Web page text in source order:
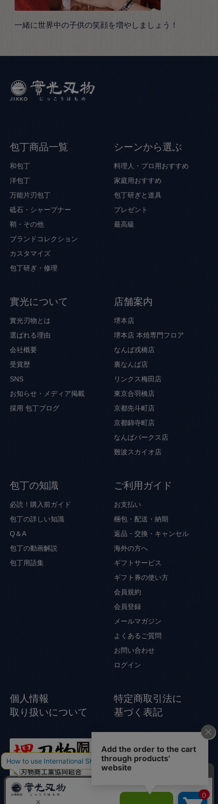
一緒に世界中の子供の笑顔を増やしましょう！
包丁商品一覧
和包丁
洋包丁
万能片刃包丁
砥石・シャープナー
鞘・その他
ブランドコレクション
カスタマイズ
包丁研ぎ・修理
シーンから選ぶ
料理人・プロ用おすすめ
家庭用おすすめ
包丁研ぎと道具
プレゼント
最高級
實光について
實光刃物とは
選ばれる理由
会社概要
受賞歴
SNS
お知らせ・メディア掲載
採用 包丁ブログ
店舗案内
堺本店
堺本店 本焼専門フロア
なんば戎橋店
裏なんば店
リンクス梅田店
東京合羽橋店
京都先斗町店
京都錦寺町店
なんばパークス店
難波スカイオ店
包丁の知識
必読！購入前ガイド
包丁の詳しい知識
Q＆A
包丁の動画解説
包丁用語集
ご利用ガイド
お支払い
梱包・配送・納期
返品・交換・キャンセル
海外の方へ
ギフトサービス
ギフト券の使い方
会員規約
会員登録
メールマガジン
よくあるご質問
お問い合わせ
ログイン
個人情報
取り扱いについて
特定商取引法に
基づく表記